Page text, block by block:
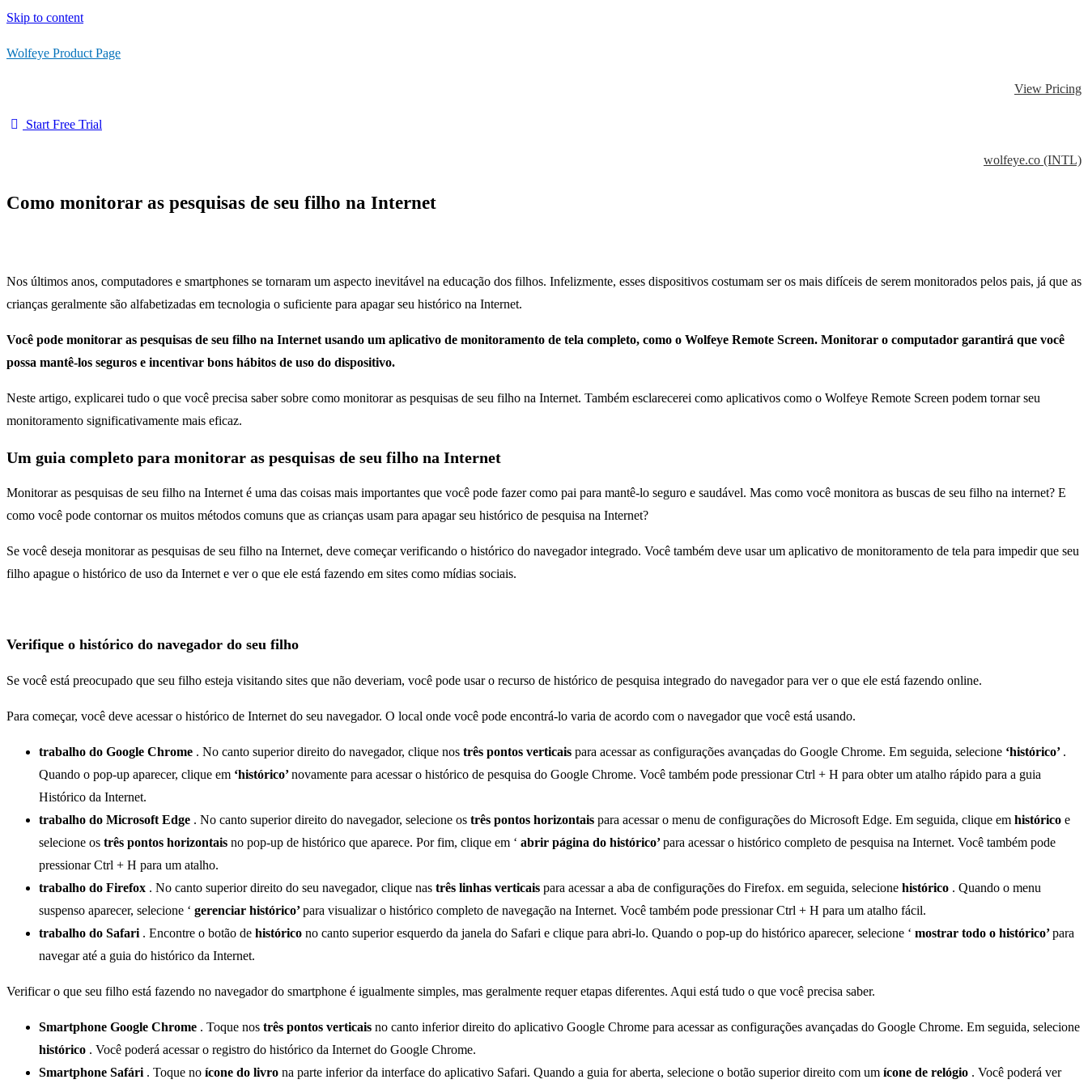
Skip to content
Wolfeye Product Page
View Pricing
Start Free Trial
wolfeye.co (INTL)
Como monitorar as pesquisas de seu filho na Internet
Nos últimos anos, computadores e smartphones se tornaram um aspecto inevitável na educação dos filhos. Infelizmente, esses dispositivos costumam ser os mais difíceis de serem monitorados pelos pais, já que as
crianças geralmente são alfabetizadas em tecnologia o suficiente para apagar seu histórico na Internet.
Você pode monitorar as pesquisas de seu filho na Internet usando um aplicativo de monitoramento de tela completo, como o Wolfeye Remote Screen. Monitorar o computador garantirá que você
possa mantê-los seguros e incentivar bons hábitos de uso do dispositivo.
Neste artigo, explicarei tudo o que você precisa saber sobre como monitorar as pesquisas de seu filho na Internet. Também esclarecerei como aplicativos como o Wolfeye Remote Screen podem tornar seu
monitoramento significativamente mais eficaz.
Um guia completo para monitorar as pesquisas de seu filho na Internet
Monitorar as pesquisas de seu filho na Internet é uma das coisas mais importantes que você pode fazer como pai para mantê-lo seguro e saudável. Mas como você monitora as buscas de seu filho na internet? E
como você pode contornar os muitos métodos comuns que as crianças usam para apagar seu histórico de pesquisa na Internet?
Se você deseja monitorar as pesquisas de seu filho na Internet, deve começar verificando o histórico do navegador integrado. Você também deve usar um aplicativo de monitoramento de tela para impedir que seu
filho apague o histórico de uso da Internet e ver o que ele está fazendo em sites como mídias sociais.
Verifique o histórico do navegador do seu filho
Se você está preocupado que seu filho esteja visitando sites que não deveriam, você pode usar o recurso de histórico de pesquisa integrado do navegador para ver o que ele está fazendo online.
Para começar, você deve acessar o histórico de Internet do seu navegador. O local onde você pode encontrá-lo varia de acordo com o navegador que você está usando.
trabalho do Google Chrome . No canto superior direito do navegador, clique nos três pontos verticais para acessar as configurações avançadas do Google Chrome. Em seguida, selecione ‘histórico’ .
Quando o pop-up aparecer, clique em ‘histórico’novamente para acessar o histórico de pesquisa do Google Chrome. Você também pode pressionar Ctrl + H para obter um atalho rápido para a guia
Histórico da Internet.
trabalho do Microsoft Edge . No canto superior direito do navegador, selecione os três pontos horizontais para acessar o menu de configurações do Microsoft Edge. Em seguida, clique em histórico e
selecione os três pontos horizontais no pop-up de histórico que aparece. Por fim, clique em ‘ abrir página do histórico’para acessar o histórico completo de pesquisa na Internet. Você também pode
pressionar Ctrl + H para um atalho.
trabalho do Firefox . No canto superior direito do seu navegador, clique nas três linhas verticais para acessar a aba de configurações do Firefox. em seguida, selecione histórico . Quando o menu
suspenso aparecer, selecione ‘ gerenciar histórico’para visualizar o histórico completo de navegação na Internet. Você também pode pressionar Ctrl + H para um atalho fácil.
trabalho do Safari . Encontre o botão de histórico no canto superior esquerdo da janela do Safari e clique para abri-lo. Quando o pop-up do histórico aparecer, selecione ‘ mostrar todo o histórico’para
navegar até a guia do histórico da Internet.
Verificar o que seu filho está fazendo no navegador do smartphone é igualmente simples, mas geralmente requer etapas diferentes. Aqui está tudo o que você precisa saber.
Smartphone Google Chrome . Toque nos três pontos verticais no canto inferior direito do aplicativo Google Chrome para acessar as configurações avançadas do Google Chrome. Em seguida, selecione
histórico . Você poderá acessar o registro do histórico da Internet do Google Chrome.
Smartphone Safári . Toque no ícone do livro na parte inferior da interface do aplicativo Safari. Quando a guia for aberta, selecione o botão superior direito com um ícone de relógio . Você poderá ver